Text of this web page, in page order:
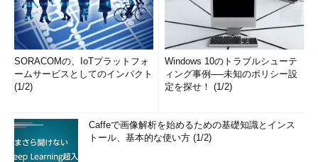
SORACOMの、IoTプラットフォ
ームサービスとしてのインパクト
(1/2)
Windows 10のトラブルシューテ
ィング事例──未知のポリシー設
定を探せ！ (1/2)
Caffeで画像解析を始めるための基礎知識とインス
トール、基本的な使い方 (1/2)